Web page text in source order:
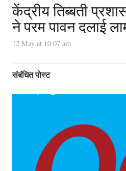
केंद्रीय तिब्बती
ने परम पावन दलाई
12 May at 10:07 am
संबंधित पोस्ट